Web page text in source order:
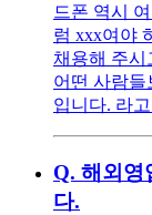
드폰 역시
럼 xxx여야
채용해 주시
어떤 사람들
입니다. 라
Q. 해외영
다.